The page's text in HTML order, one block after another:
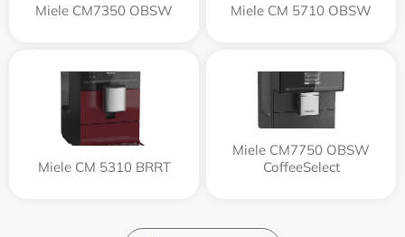
Miele CM7350 OBSW Miele CM 5710 OBSW
Miele CM 5310 BRRT
Miele CM7750 OBSW
CoffeeSelect